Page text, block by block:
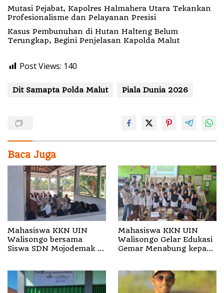
Mutasi Pejabat, Kapolres Halmahera Utara Tekankan
Profesionalisme dan Pelayanan Presisi
Kasus Pembunuhan di Hutan Halteng Belum
Terungkap, Begini Penjelasan Kapolda Malut
Post Views: 140
Dit Samapta Polda Malut Piala Dunia 2026
Baca Juga
Mahasiswa KKN UIN
Walisongo bersama
Siswa SDN Mojodemak 3
Mahasiswa KKN UIN
Walisongo Gelar Edukasi
Gemar Menabung kepada